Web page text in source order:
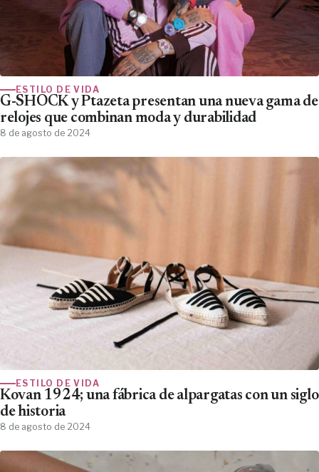
ESTILO DE VIDA
G-SHOCK y Ptazeta presentan una nueva gama de
relojes que combinan moda y durabilidad
8 de agosto de 2024
ESTILO DE VIDA
Kovan 1924; una fábrica de alpargatas con un siglo
de historia
8 de agosto de 2024